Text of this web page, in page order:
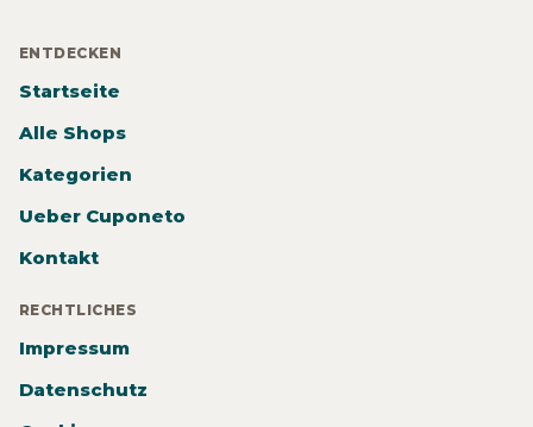
ENTDECKEN
Startseite
Alle Shops
Kategorien
Ueber Cuponeto
Kontakt
RECHTLICHES
Impressum
Datenschutz